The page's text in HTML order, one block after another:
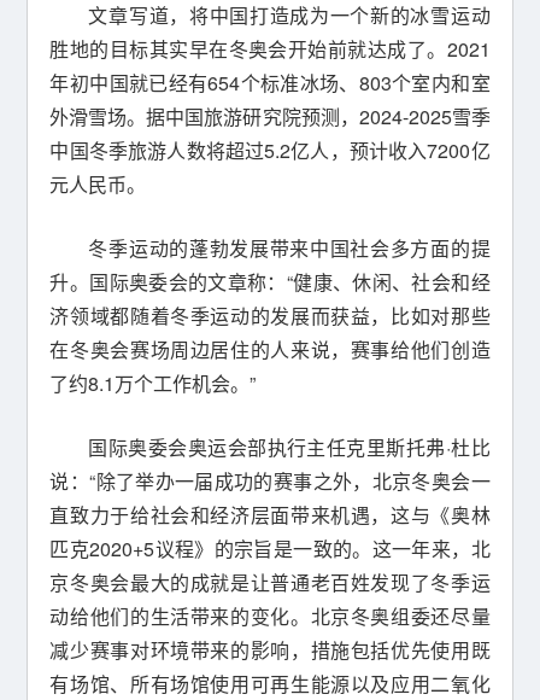
文章写道，将中国打造成为一个新的冰雪运动
胜地的目标其实早在冬奥会开始前就达成了。2021
年初中国就已经有654个标准冰场、803个室内和室
外滑雪场。据中国旅游研究院预测，2024-2025雪季
中国冬季旅游人数将超过5.2亿人，预计收入7200亿
元人民币。
冬季运动的蓬勃发展带来中国社会多方面的提
升。国际奥委会的文章称：“健康、休闲、社会和经
济领域都随着冬季运动的发展而获益，比如对那些
在冬奥会赛场周边居住的人来说，赛事给他们创造
了约8.1万个工作机会。”
国际奥委会奥运会部执行主任克里斯托弗·杜比
说：“除了举办一届成功的赛事之外，北京冬奥会一
直致力于给社会和经济层面带来机遇，这与《奥林
匹克2020+5议程》的宗旨是一致的。这一年来，北
京冬奥会最大的成就是让普通老百姓发现了冬季运
动给他们的生活带来的变化。北京冬奥组委还尽量
减少赛事对环境带来的影响，措施包括优先使用既
有场馆、所有场馆使用可再生能源以及应用二氧化